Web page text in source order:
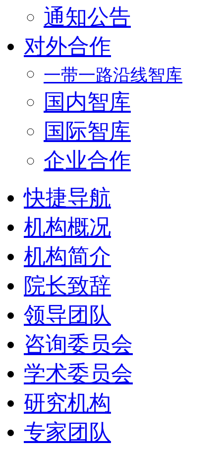
通知公告
对外合作
一带一路沿线智库
国内智库
国际智库
企业合作
快捷导航
机构概况
机构简介
院长致辞
领导团队
咨询委员会
学术委员会
研究机构
专家团队